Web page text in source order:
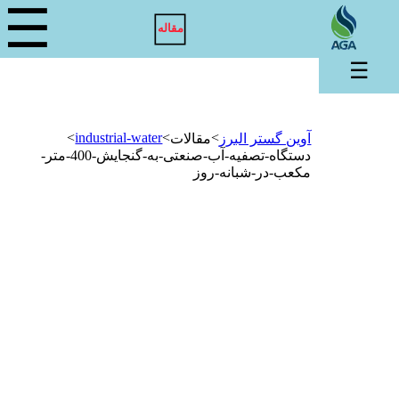
مقاله ☰
آوین گستر البرز >مقالات>
industrial-water
>
دستگاه-تصفیه-آب-صنعتی-به-گنجایش-400-متر-
مکعب-در-شبانه-روز
☰